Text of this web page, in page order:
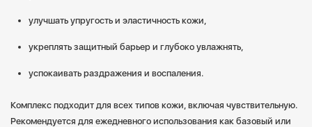
улучшать упругость и эластичность кожи,
укреплять защитный барьер и глубоко увлажнять,
успокаивать раздражения и воспаления.
Комплекс подходит для всех типов кожи, включая чувствительную.
Рекомендуется для ежедневного использования как базовый или